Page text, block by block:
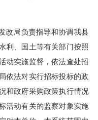
改局负责指导和协调我县
利、国土等有关部门按照
动实施监督，依法查处招
依法对实行招标投标的政
和政府采购政策执行情况
活动有关的监察对象实施